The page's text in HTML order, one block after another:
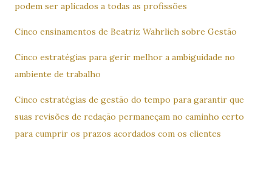
podem ser aplicados a todas as profissões
Cinco ensinamentos de Beatriz Wahrlich sobre Gestão
Cinco estratégias para gerir melhor a ambiguidade no
ambiente de trabalho
Cinco estratégias de gestão do tempo para garantir que
suas revisões de redação permaneçam no caminho certo
para cumprir os prazos acordados com os clientes